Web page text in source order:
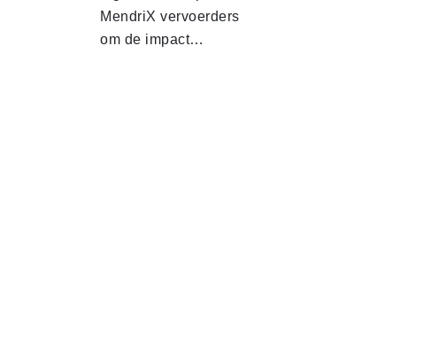
MendriX vervoerders
om de impact…